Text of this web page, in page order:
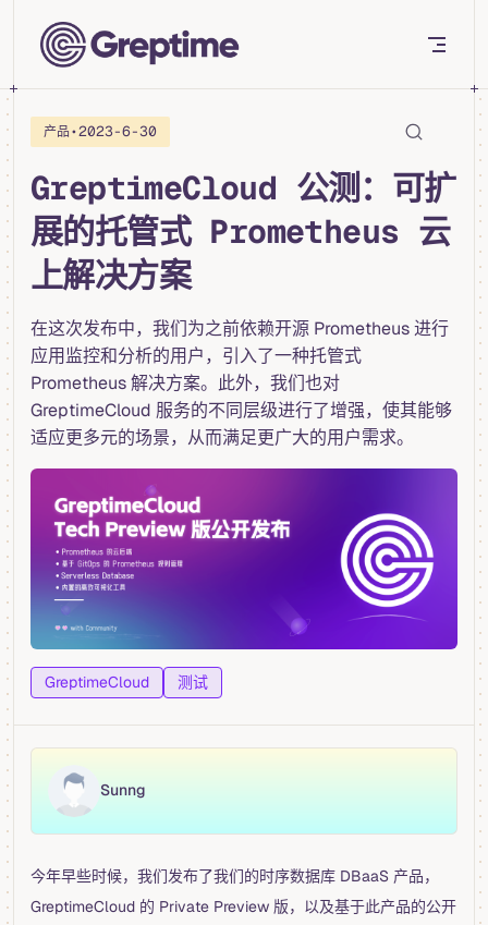
Skip to content
产品•2023-6-30
GreptimeCloud 公测：可扩
展的托管式 Prometheus 云
上解决方案
在这次发布中，我们为之前依赖开源 Prometheus 进行
应用监控和分析的用户，引入了一种托管式
Prometheus 解决方案。此外，我们也对
GreptimeCloud 服务的不同层级进行了增强，使其能够
适应更多元的场景，从而满足更广大的用户需求。
GreptimeCloud 测试
Sunng
今年早些时候，我们发布了我们的时序数据库 DBaaS 产品，
GreptimeCloud 的 Private Preview 版，以及基于此产品的公开